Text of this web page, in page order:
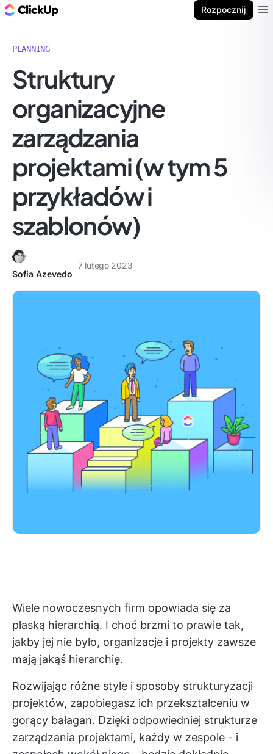
Rozpocznij
PLANNING
Struktury
organizacyjne
zarządzania
projektami (w tym 5
przykładów i
szablonów)
Sofia Azevedo
7 lutego 2023
Wiele nowoczesnych firm opowiada się za
płaską hierarchią. I choć brzmi to prawie tak,
jakby jej nie było, organizacje i projekty zawsze
mają jakąś hierarchię.
Rozwijając różne style i sposoby strukturyzacji
projektów, zapobiegasz ich przekształceniu w
gorący bałagan. Dzięki odpowiedniej strukturze
zarządzania projektami, każdy w zespole - i